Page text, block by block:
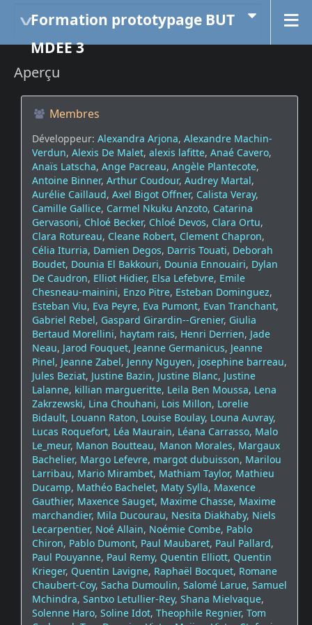
Formation prototypage BUT
MDEE 3
Aperçu
Membres
Développeur: Alexandra Arjona, Alexandre Machin-
Verdun, Alexis De Malet, alexis lafitte, Anaé Cavero,
Anaïs Latscha, Ange Pacreau, Angèle Plantecote,
Antoine Binner, Arthur Coudour, Audrey Martal,
Aurélie Caillaud, Axel Bigot Offner, Calista Veray,
Camille Gallice, Carmel Nkuku Anzoto, Catarina
Gervasoni, Chloé Becker, Chloé Devos, Clara Ortu,
Clara Rotureau, Cleane Robert, Clement Chapron,
Célia Iturria, Damien Degos, Darris Touati, Deborah
Boudet, Dounia El Bakkouri, Dounia Ennouairi, Dylan
De Caudron, Elliot Hidier, Elsa Lefebvre, Emile
Chesneau-mainini, Enzo Pitre, Esteban Dominguez,
Esteban Viu, Eva Peyre, Eva Pumont, Evan Tranchant,
Gabriel Rebel, Gaspard Girardin--Grenier, Giulia
Bertaud Morellini, haytam rais, Henri Derrien, Jade
Neau, Jarod Fouquet, Jeanne Germanicus, Jeanne
Pinel, Jeanne Zabel, Jenny Nguyen, josephine barreau,
Jules Beziat, Justine Bazin, Justine Blanc, Justine
Lalanne, killian margueritte, Leila Ben Moussa, Lena
Zakrzewski, Lina Chouhani, Lois Millon, Lorelie
Bidault, Louann Raton, Louise Boulay, Louna Auvray,
Lucas Roquefort, Léa Maurain, Léana Carrasso, Malo
Le_meur, Manon Boutteau, Manon Morales, Margaux
Bachelier, Margo Lefevre, margot dubuisson, Marilou
Larribau, Mario Mirambet, Mathiam Taylor, Mathieu
Ducamp, Mathéo Bachelet, Maty Sylla, Maxence
Gauthier, Maxence Sauget, Maxime Chasse, Maxime
marchandier, Mila Ducourau, Nesita Diakhaby, Niels
Lecarpentier, Noé Allain, Noémie Combe, Pablo
Chiron, Pablo Dumont, Paul Maubaret, Paul Pallard,
Paul Pouyanne, Paul Remy, Quentin Elliott, Quentin
Krieger, Quentin Lavigne, Raphaël Bocquet, Romane
Chaubert-Coy, Sacha Dumoulin, Salomé Larue, Samuel
Mchindra, Santxo Letullier-Rey, Shana Mielvaque,
Solenne Haro, Soline Idot, Theophile Regnier, Tom